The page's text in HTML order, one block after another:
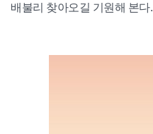
배불리 찾아오길 기원해 본다.